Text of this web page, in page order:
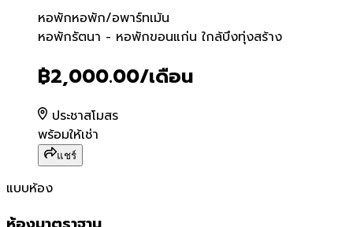
หอพักหอพัก/อพาร์ทเม้น
หอพักรัตนา - หอพักขอนแก่น
หอพักรัตนา - หอพักขอนแก่น ใกล้บึงทุ่งสร้าง
฿2,000.00/เดือน
ประชาสโมสร
พร้อมให้เช่า
แชร์
แบบห้อง